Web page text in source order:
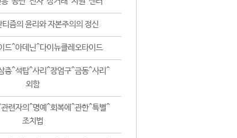
즘의 윤리와 자본주의의 정신
드^아데닌^다이뉴클레오타이드
층^석탑^사리^장엄구^금동^사리^
외함
련자의^명예^회복에^관한^특별^
조치법